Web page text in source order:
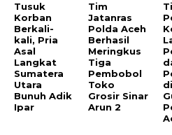
Tusuk
Korban
Berkali-
kali, Pria
Asal
Langkat
Sumatera
Utara
Bunuh Adik
Ipar
Tim
Jatanras
Polda Aceh
Berhasil
Meringkus
Tiga
Pembobol
Toko
Grosir Sinar
Arun 2